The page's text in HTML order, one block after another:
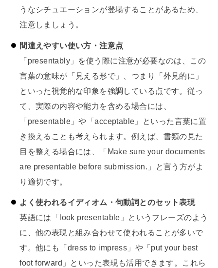
うなシチュエーションが登場することがあるため、
注意しましょう。
間違えやすい使い方・注意点
「presentably」を使う際に注意が必要なのは、この
言葉の意味が「見える形で」、つまり「外見的に」
といった視覚的な印象を強調している点です。従っ
て、実際の内容や能力を含める場合には、
「presentable」や「acceptable」といった言葉に置
き換えることも考えられます。例えば、書類の見た
目を整える場合には、「Make sure your documents
are presentable before submission.」と言う方がよ
り適切です。
よく使われるイディオム・句動詞とのセット表現
英語には「look presentable」というフレーズのよう
に、他の表現と組み合わせて使われることが多いで
す。他にも「dress to impress」や「put your best
foot forward」といった表現も活用できます。これら